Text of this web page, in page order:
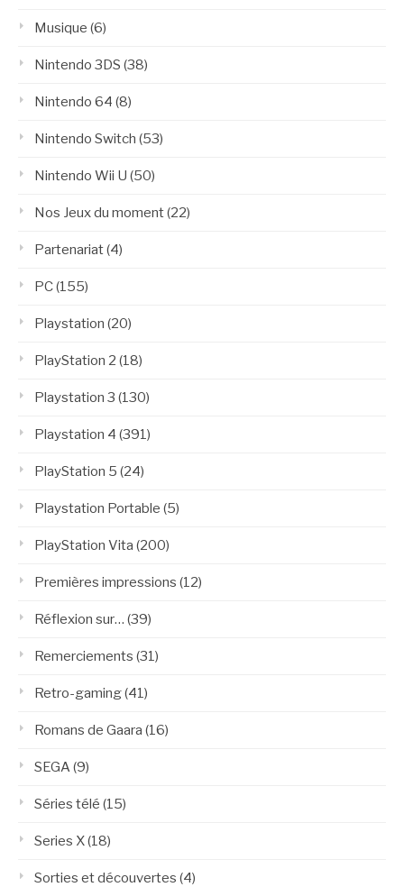
Musique (6)
Nintendo 3DS (38)
Nintendo 64 (8)
Nintendo Switch (53)
Nintendo Wii U (50)
Nos Jeux du moment(22)
Partenariat(4)
PC(155)
Playstation (20)
PlayStation 2 (18)
Playstation 3 (130)
Playstation 4 (391)
PlayStation 5 (24)
Playstation Portable (5)
PlayStation Vita (200)
Premières impressions (12)
Réflexion sur… (39)
Remerciements (31)
Retro-gaming(41)
Romans de Gaara (16)
SEGA(9)
Séries télé (15)
Series X(18)
Sorties et découvertes (4)